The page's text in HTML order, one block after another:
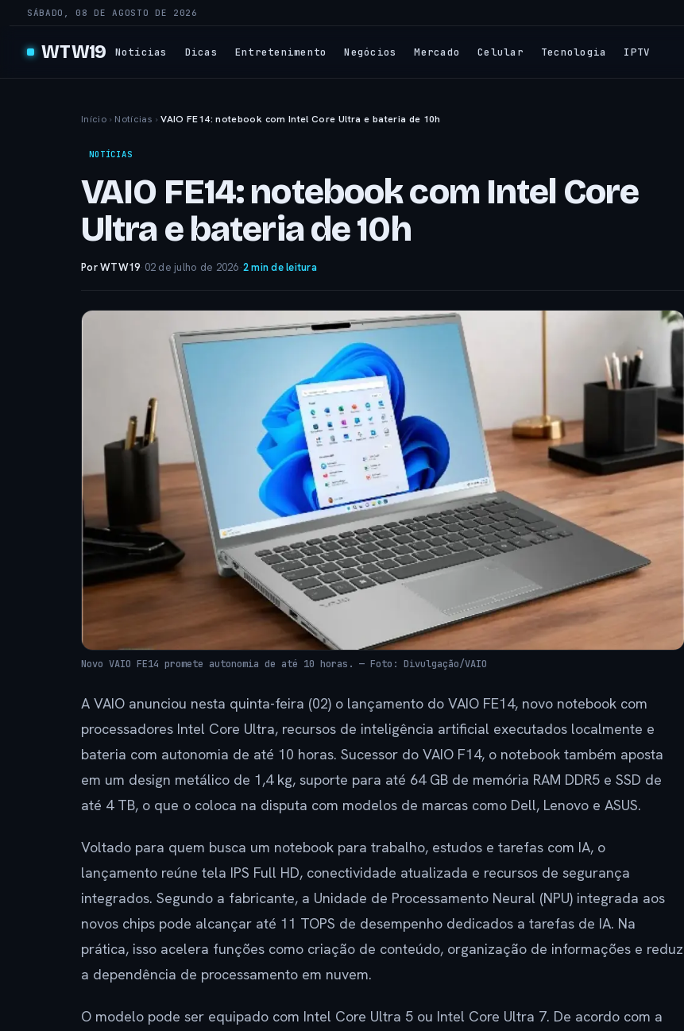
SÁBADO, 08 DE AGOSTO DE 2026
WTW19 Notícias Dicas Entretenimento Negócios Mercado Celular Tecnologia IPTV
Início › Notícias › VAIO FE14: notebook com Intel Core Ultra e bateria de 10h
NOTÍCIAS
VAIO FE14: notebook com Intel Core
Ultra e bateria de 10h
Por WTW19· 02 de julho de 2026·2 min de leitura
Novo VAIO FE14 promete autonomia de até 10 horas. — Foto: Divulgação/VAIO
A VAIO anunciou nesta quinta-feira (02) o lançamento do VAIO FE14, novo notebook com
processadores Intel Core Ultra, recursos de inteligência artificial executados localmente e
bateria com autonomia de até 10 horas. Sucessor do VAIO F14, o notebook também aposta
em um design metálico de 1,4 kg, suporte para até 64 GB de memória RAM DDR5 e SSD de
até 4 TB, o que o coloca na disputa com modelos de marcas como Dell, Lenovo e ASUS.
Voltado para quem busca um notebook para trabalho, estudos e tarefas com IA, o
lançamento reúne tela IPS Full HD, conectividade atualizada e recursos de segurança
integrados. Segundo a fabricante, a Unidade de Processamento Neural (NPU) integrada aos
novos chips pode alcançar até 11 TOPS de desempenho dedicados a tarefas de IA. Na
prática, isso acelera funções como criação de conteúdo, organização de informações e reduz
a dependência de processamento em nuvem.
O modelo pode ser equipado com Intel Core Ultra 5 ou Intel Core Ultra 7. De acordo com a